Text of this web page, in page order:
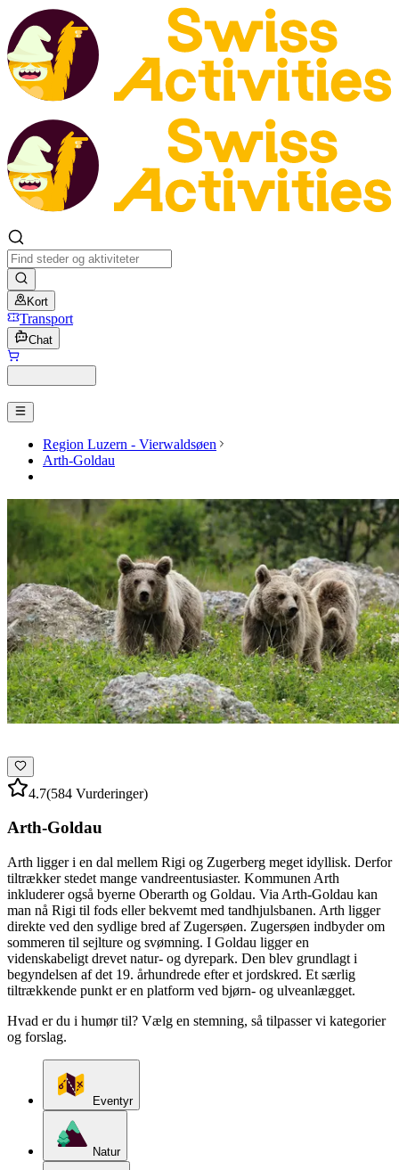
Kort
Transport
Chat
Region Luzern - Vierwaldsøen
Arth-Goldau
4.7(584 Vurderinger)
Arth-Goldau
Arth ligger i en dal mellem Rigi og Zugerberg meget idyllisk. Derfor
tiltrækker stedet mange vandreentusiaster. Kommunen Arth
inkluderer også byerne Oberarth og Goldau. Via Arth-Goldau kan
man nå Rigi til fods eller bekvemt med tandhjulsbanen. Arth ligger
direkte ved den sydlige bred af Zugersøen. Zugersøen indbyder om
sommeren til sejlture og svømning. I Goldau ligger en
videnskabeligt drevet natur- og dyrepark. Den blev grundlagt i
begyndelsen af det 19. århundrede efter et jordskred. Et særlig
tiltrækkende punkt er en platform ved bjørn- og ulveanlægget.
Hvad er du i humør til? Vælg en stemning, så tilpasser vi kategorier
og forslag.
Eventyr
Natur